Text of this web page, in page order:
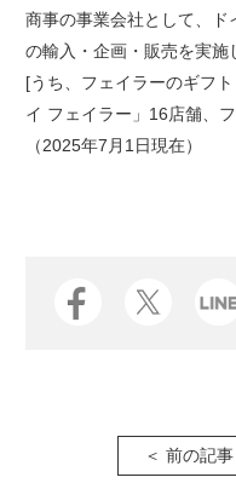
商事の事業会社として、ド
の輸入・企画・販売を実
[うち、フェイラーのギフ
イ フェイラー」16店舗、
（2025年7月1日現在）
＜ 前の記事